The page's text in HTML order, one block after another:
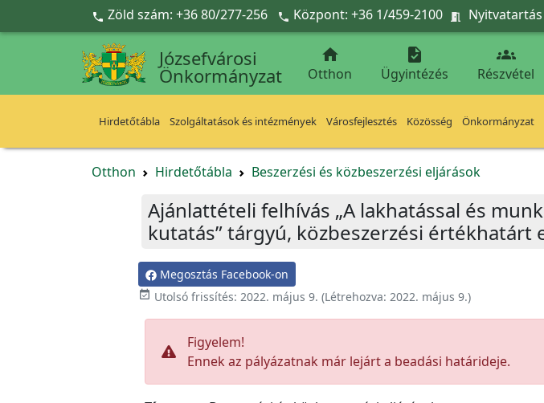
Ugrás a fő tartalomra
 Zöld szám: +36 80/277-256  Központ: +36 1/459-2100  Nyitvatartás
Józsefvárosi
Önkormányzat

Otthon

Ügyintézés

Részvétel
Hirdetőtábla Szolgáltatások és intézmények Városfejlesztés Közösség Önkormányzat
Otthon Hirdetőtábla Beszerzési és közbeszerzési eljárások
Ajánlattételi felhívás „A lakhatással és
kutatás” tárgyú, közbeszerzési értékhatárt
Megosztás Facebook-on
 Utolsó frissítés: 2022. május 9. (Létrehozva: 2022. május 9.)
Figyelem!
Ennek az pályázatnak már lejárt a beadási határideje.